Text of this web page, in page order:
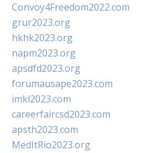
Convoy4Freedom2022.com
grur2023.org
hkhk2023.org
napm2023.org
apsdfd2023.org
forumausape2023.com
imkl2023.com
careerfaircsd2023.com
apsth2023.com
MedItRio2023.org